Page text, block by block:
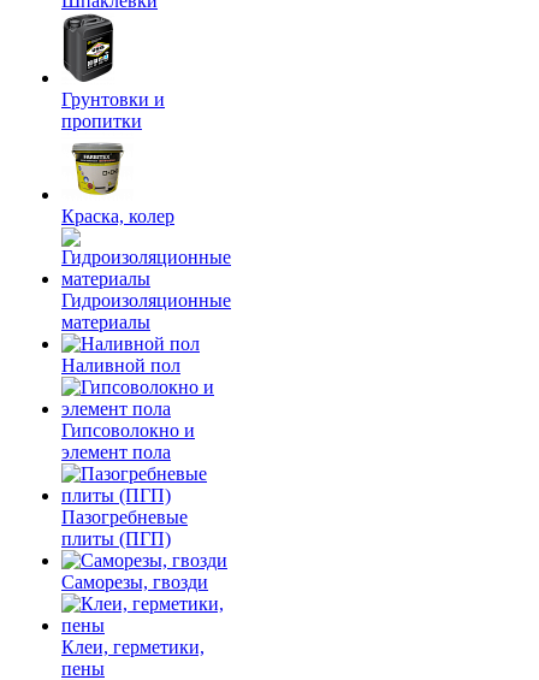
Грунтовки и
пропитки
Краска, колер
Гидроизоляционные
материалы
Наливной пол
Гипсоволокно и
элемент пола
Пазогребневые
плиты (ПГП)
Саморезы, гвозди
Клеи, герметики,
пены